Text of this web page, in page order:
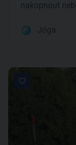
nakopnout
Jóga